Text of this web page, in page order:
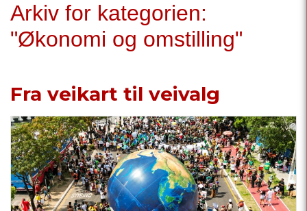
Arkiv for kategorien:
"Økonomi og omstilling"
Fra veikart til veivalg